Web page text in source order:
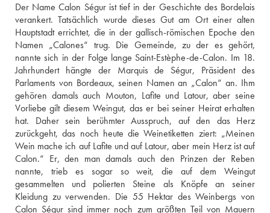
Der Name Calon Ségur ist tief in der Geschichte des Bordelais
verankert. Tatsächlich wurde dieses Gut am Ort einer alten
Hauptstadt errichtet, die in der gallisch-römischen Epoche den
Namen „Calones“ trug. Die Gemeinde, zu der es gehört,
nannte sich in der Folge lange Saint-Estèphe-de-Calon. Im 18.
Jahrhundert hängte der Marquis de Ségur, Präsident des
Parlaments von Bordeaux, seinen Namen an „Calon“ an. Ihm
gehören damals auch Mouton, Lafite und Latour, aber seine
Vorliebe gilt diesem Weingut, das er bei seiner Heirat erhalten
hat. Daher sein berühmter Ausspruch, auf den das Herz
zurückgeht, das noch heute die Weinetiketten ziert: „Meinen
Wein mache ich auf Lafite und auf Latour, aber mein Herz ist auf
Calon.“ Er, den man damals auch den Prinzen der Reben
nannte, trieb es sogar so weit, die auf dem Weingut
gesammelten und polierten Steine als Knöpfe an seiner
Kleidung zu verwenden. Die 55 Hektar des Weinbergs von
Calon Ségur sind immer noch zum größten Teil von Mauern